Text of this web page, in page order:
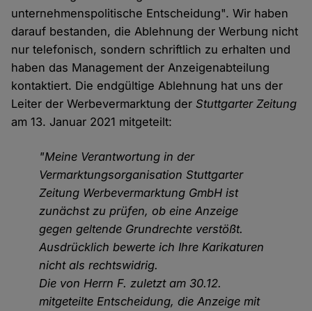
unternehmenspolitische Entscheidung". Wir haben
darauf bestanden, die Ablehnung der Werbung nicht
nur telefonisch, sondern schriftlich zu erhalten und
haben das Management der Anzeigenabteilung
kontaktiert. Die endgültige Ablehnung hat uns der
Leiter der Werbevermarktung derStuttgarter Zeitung
am 13. Januar 2021 mitgeteilt:
"Meine Verantwortung in der
Vermarktungsorganisation Stuttgarter
Zeitung Werbevermarktung GmbH ist
zunächst zu prüfen, ob eine Anzeige
gegen geltende Grundrechte verstößt.
Ausdrücklich bewerte ich Ihre Karikaturen
nicht als rechtswidrig.
Die von Herrn F. zuletzt am 30.12.
mitgeteilte Entscheidung, die Anzeige mit